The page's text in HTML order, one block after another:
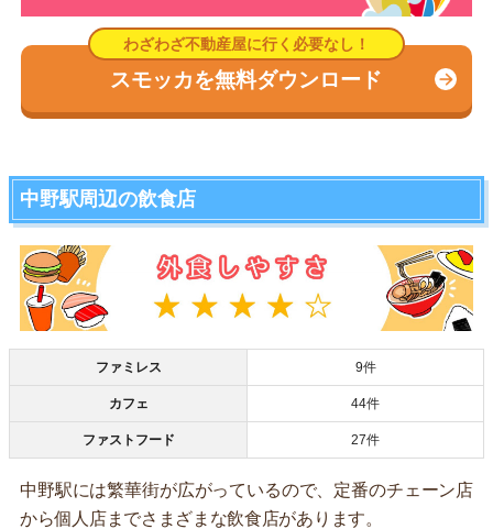
スモッカを無料ダウンロード
中野駅周辺の飲食店
ファミレス 9件
カフェ 44件
ファストフード 27件
中野駅には繁華街が広がっているので、定番のチェーン店
から個人店までさまざまな飲食店があります。